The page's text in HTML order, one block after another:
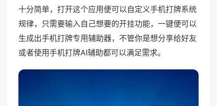
十分简单，打开这个应用便可以自定义手机打牌系统
规律，只需要输入自己想要的开挂功能，一键便可以
生成出手机打牌专用辅助器，不管你是想分享给好友
或者使用手机打牌AI辅助都可以满足需求。